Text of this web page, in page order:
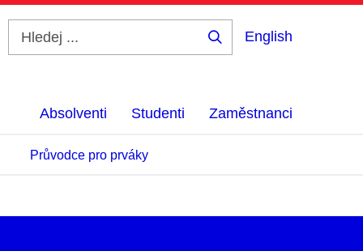
English
Absolventi Studenti Zaměstnanci
Průvodce pro prváky